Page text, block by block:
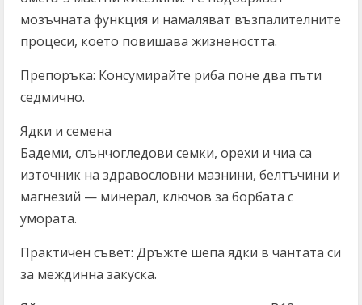
мозъчната функция и намаляват възпалителните
процеси, което повишава жизнеността.
Препоръка: Консумирайте риба поне два пъти
седмично.
Ядки и семена
Бадеми, слънчогледови семки, орехи и чиа са
източник на здравословни мазнини, белтъчини и
магнезий — минерал, ключов за борбата с
умората.
Практичен съвет: Дръжте шепа ядки в чантата си
за междинна закуска.